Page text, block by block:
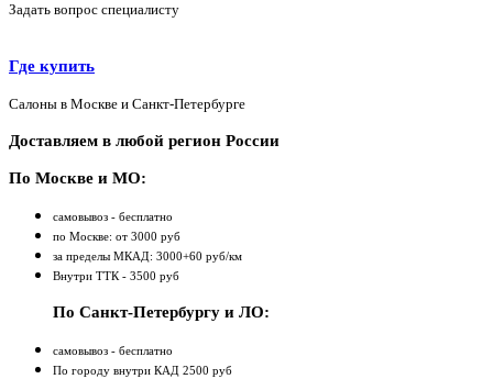
Задать вопрос специалисту
Где купить
Салоны в Москве и Санкт-Петербурге
Доставляем в любой регион России
По Москве и МО:
самовывоз - бесплатно
по Москве: от 3000 руб
за пределы МКАД: 3000+60 руб/км
Внутри ТТК - 3500 руб
По Санкт-Петербургу и ЛО:
самовывоз - бесплатно
По городу внутри КАД 2500 руб